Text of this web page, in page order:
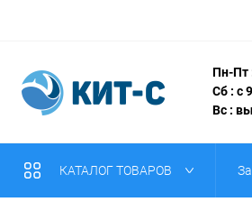
Пн-Пт
Сб : с
Вс :
КАТАЛОГ ТОВАРОВ